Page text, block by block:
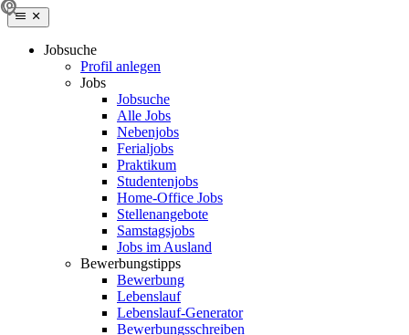
Jobsuche
Profil anlegen
Jobs
Jobsuche
Alle Jobs
Nebenjobs
Ferialjobs
Praktikum
Studentenjobs
Home-Office Jobs
Stellenangebote
Samstagsjobs
Jobs im Ausland
Bewerbungstipps
Bewerbung
Lebenslauf
Lebenslauf-Generator
Bewerbungsschreiben